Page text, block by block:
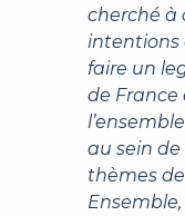
cherché à
intentions
faire un
de France
au sein de
thèmes